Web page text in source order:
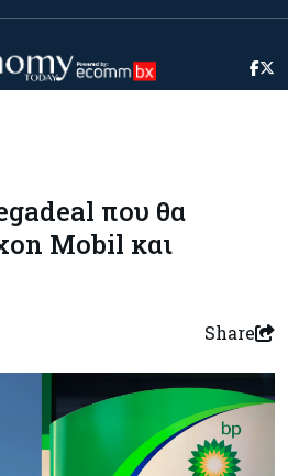
που θα
Mobil και
Share